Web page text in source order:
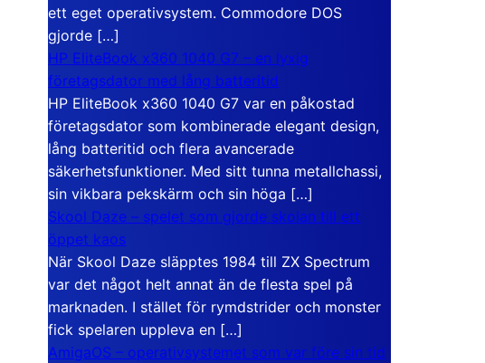
ett eget operativsystem. Commodore DOS
gjorde […]
HP EliteBook x360 1040 G7 – en lyxig
företagsdator med lång batteritid
HP EliteBook x360 1040 G7 var en påkostad
företagsdator som kombinerade elegant design,
lång batteritid och flera avancerade
säkerhetsfunktioner. Med sitt tunna metallchassi,
sin vikbara pekskärm och sin höga […]
Skool Daze – spelet som gjorde skolan till ett
öppet kaos
När Skool Daze släpptes 1984 till ZX Spectrum
var det något helt annat än de flesta spel på
marknaden. I stället för rymdstrider och monster
fick spelaren uppleva en […]
AmigaOS – operativsystemet som var före sin tid